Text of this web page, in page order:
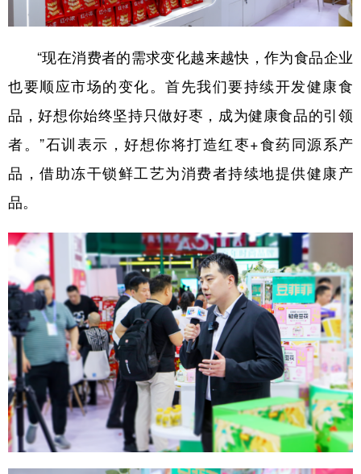
“现在消费者的需求变化越来越快，作为食品企业
也要顺应市场的变化。首先我们要持续开发健康食
品，好想你始终坚持只做好枣，成为健康食品的引领
者。”石训表示，好想你将打造红枣+食药同源系产
品，借助冻干锁鲜工艺为消费者持续地提供健康产
品。